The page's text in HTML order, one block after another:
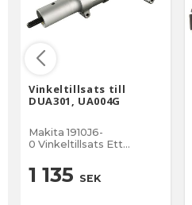
Vinkeltillsats till
DUA301, UA004G
Makita 1910J6-
0 Vinkeltillsats Ett
för stångsåg UA004G
(XGT) och DUA301 (LXT) .
1 135 SEK